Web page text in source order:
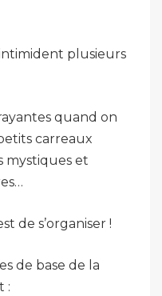
intimident plusieurs
quand on
carreaux
mystiques et
de s’organiser !
de base de la
: